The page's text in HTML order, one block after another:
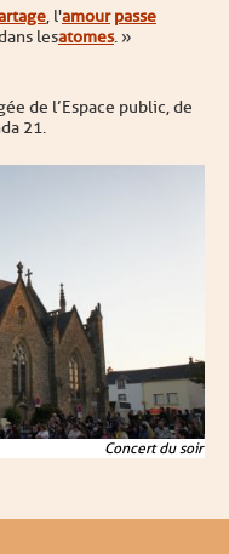
, l'amour passe
lesatomes. »
de l’Espace public, de
21.
Concert du soir